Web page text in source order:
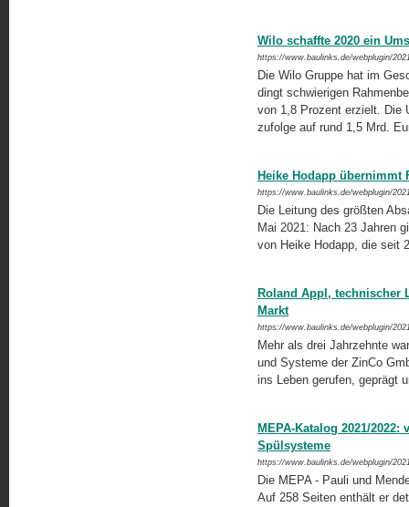
Wilo schaffte 2020 ein
https://www.baulinks.de/webplugin/
Die Wilo Gruppe hat im
dingt schwierigen
von 1,8 Prozent erzielt. Die
zufolge auf rund 1,5 Mrd.
Heike Hodapp übernimmt
https://www.baulinks.de/webplugin/
Die Leitung des größten
Mai 2021: Nach 23 Jahren
von Heike Hodapp, die seit
Roland Appl, technischer
Markt
https://www.baulinks.de/webplugin/
Mehr als drei Jahrzehnte
und Systeme der ZinCo
ins Leben gerufen, geprägt
MEPA-Katalog 2021/
Spülsysteme
https://www.baulinks.de/webplugin/
Die MEPA - Pauli und
Auf 258 Seiten enthält er